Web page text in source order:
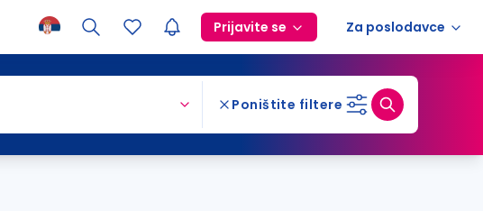
Prijavite se Za poslodavce
Poništite filtere